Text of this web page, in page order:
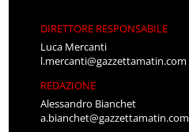
DIRETTORE RESPONSABILE
Luca Mercanti
l.mercanti@gazzettamatin.com
REDAZIONE
Alessandro Bianchet
a.bianchet@gazzettamatin.com